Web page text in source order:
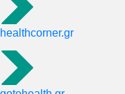
healthcorner.gr